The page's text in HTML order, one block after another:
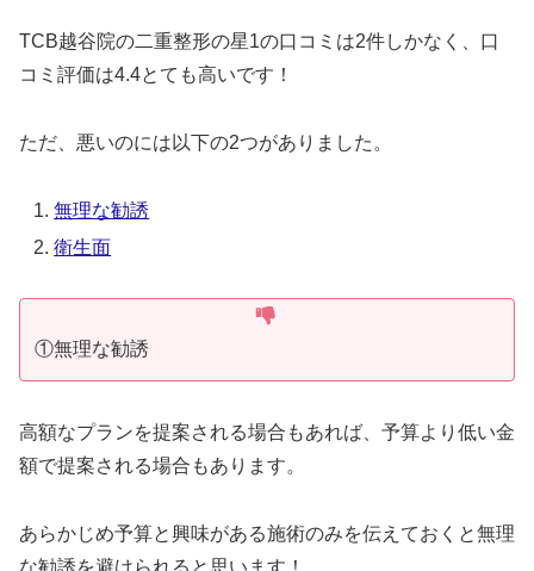
TCB越谷院の二重整形の星1の口コミは2件しかなく、口
コミ評価は4.4とても高いです！
ただ、悪いのには以下の2つがありました。
無理な勧誘
衛生面
①無理な勧誘
高額なプランを提案される場合もあれば、予算より低い金
額で提案される場合もあります。
あらかじめ予算と興味がある施術のみを伝えておくと無理
な勧誘を避けられると思います！